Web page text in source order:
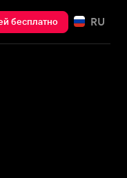
бесплатно RU